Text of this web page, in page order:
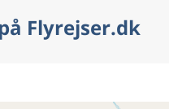
Flyrejser.dk